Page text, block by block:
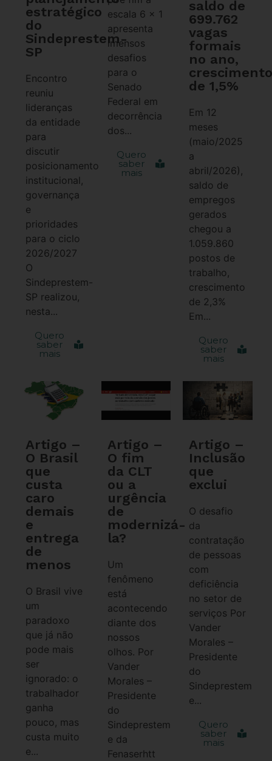
estratégico
do
Sindeprestem-
SP
Encontro
reuniu
lideranças
da entidade
para
discutir
posicionamento
institucional,
governança
e
prioridades
para o ciclo
2026/2027
O
Sindeprestem-
SP realizou,
nesta...
Quero
saber
mais
escala 6 x 1
apresenta
imensos
desafios
para o
Senado
Federal em
decorrência
dos...
Quero
saber
mais
saldo de
699.762
vagas
formais
no ano,
de 1,5%
Em 12
meses
(maio/2025
a
abril/2026),
saldo de
empregos
gerados
chegou a
1.059.860
postos de
trabalho,
crescimento
de 2,3%
Em...
Quero
saber
mais
Artigo –
O Brasil
que
custa
caro
demais
e
entrega
de
menos
O Brasil vive
um
paradoxo
que já não
pode mais
ser
ignorado: o
trabalhador
ganha
pouco, mas
custa muito
e...
Artigo –
O fim
da CLT
ou a
urgência
de
modernizá-
la?
Um
fenômeno
está
acontecendo
diante dos
nossos
olhos. Por
Vander
Morales –
Presidente
do
Sindeprestem
e da
Fenaserhtt
Artigo –
Inclusão
que
exclui
O desafio
da
contratação
de pessoas
com
deficiência
no setor de
serviços Por
Vander
Morales –
Presidente
do
Sindeprestem
e...
Quero
saber
mais